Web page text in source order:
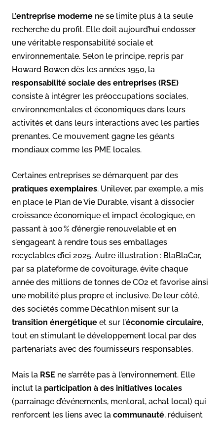
L’entreprise moderne ne se limite plus à la seule
recherche du profit. Elle doit aujourd’hui endosser
une véritable responsabilité sociale et
environnementale. Selon le principe, repris par
Howard Bowen dès les années 1950, la
responsabilité sociale des entreprises (RSE)
consiste à intégrer les préoccupations sociales,
environnementales et économiques dans leurs
activités et dans leurs interactions avec les parties
prenantes. Ce mouvement gagne les géants
mondiaux comme les PME locales.
Certaines entreprises se démarquent par des
pratiques exemplaires. Unilever, par exemple, a mis
en place le Plan de Vie Durable, visant à dissocier
croissance économique et impact écologique, en
passant à 100 % d’énergie renouvelable et en
s’engageant à rendre tous ses emballages
recyclables d’ici 2025. Autre illustration : BlaBlaCar,
par sa plateforme de covoiturage, évite chaque
année des millions de tonnes de CO2 et favorise ainsi
une mobilité plus propre et inclusive. De leur côté,
des sociétés comme Décathlon misent sur la
transition énergétique et sur l’économie circulaire,
tout en stimulant le développement local par des
partenariats avec des fournisseurs responsables.
Mais la RSE ne s’arrête pas à l’environnement. Elle
inclut la participation à des initiatives locales
(parrainage d’événements, mentorat, achat local) qui
renforcent les liens avec la communauté, réduisent